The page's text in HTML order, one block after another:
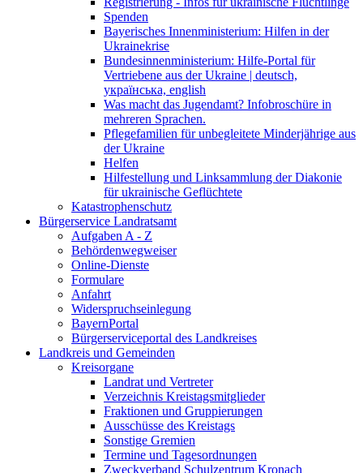
Spenden
Bayerisches Innenministerium: Hilfen in der
Ukrainekrise
Bundesinnenministerium: Hilfe-Portal für
Vertriebene aus der Ukraine | deutsch,
українська, english
Was macht das Jugendamt? Infobroschüre in
mehreren Sprachen.
Pflegefamilien für unbegleitete Minderjährige aus
der Ukraine
Helfen
Hilfestellung und Linksammlung der Diakonie
für ukrainische Geflüchtete
Katastrophenschutz
Bürgerservice Landratsamt
Aufgaben A - Z
Behördenwegweiser
Online-Dienste
Formulare
Anfahrt
Widerspruchseinlegung
BayernPortal
Bürgerserviceportal des Landkreises
Landkreis und Gemeinden
Kreisorgane
Landrat und Vertreter
Verzeichnis Kreistagsmitglieder
Fraktionen und Gruppierungen
Ausschüsse des Kreistags
Sonstige Gremien
Termine und Tagesordnungen
Zweckverband Schulzentrum Kronach